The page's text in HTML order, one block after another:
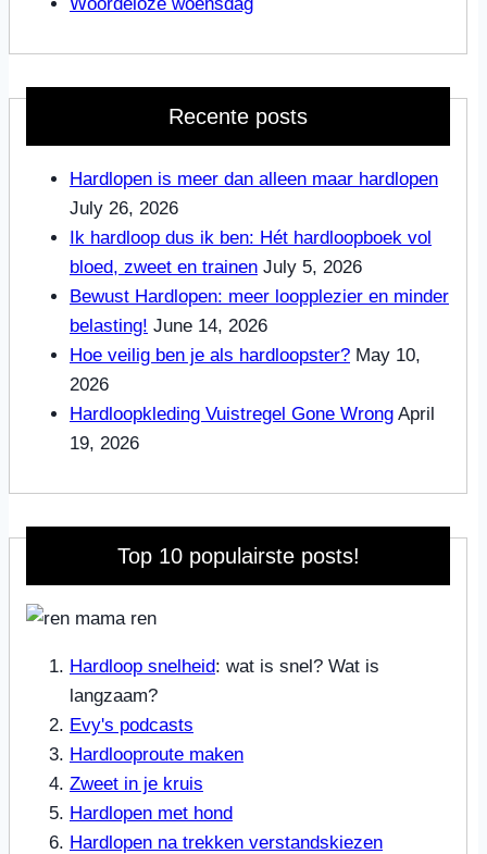
Recente posts
Hardlopen is meer dan alleen maar hardlopen
July 26, 2026
Ik hardloop dus ik ben: Hét hardloopboek vol
bloed, zweet en trainen July 5, 2026
Bewust Hardlopen: meer loopplezier en minder
belasting! June 14, 2026
Hoe veilig ben je als hardloopster? May 10,
2026
Hardloopkleding Vuistregel Gone Wrong April
19, 2026
Top 10 populairste posts!
Hardloop snelheid: wat is snel? Wat is
langzaam?
Evy's podcasts
Hardlooproute maken
Zweet in je kruis
Hardlopen met hond
Hardlopen na trekken verstandskiezen